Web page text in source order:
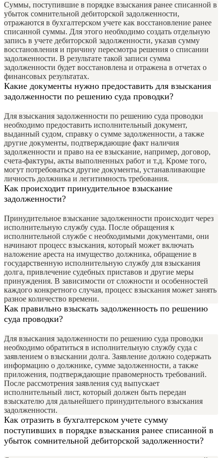
Суммы, поступившие в порядке взыскания ранее списанной в
убыток сомнительной дебиторской задолженности,
отражаются в бухгалтерском учете как восстановление ранее
списанной суммы. Для этого необходимо создать отдельную
запись в учете дебиторской задолженности, указав сумму
восстановления и причину пересмотра решения о списании
задолженности. В результате такой записи сумма
задолженности будет восстановлена и отражена в отчетах о
финансовых результатах.
Какие документы нужно предоставить для взыскания
задолженности по решению суда проводки?
Для взыскания задолженности по решению суда проводки
необходимо предоставить исполнительный документ,
выданный судом, справку о сумме задолженности, а также
другие документы, подтверждающие факт наличия
задолженности и право на ее взыскание, например, договор,
счета-фактуры, акты выполненных работ и т.д. Кроме того,
могут потребоваться другие документы, устанавливающие
личность должника и легитимность требования.
Как происходит принудительное взыскание
задолженности?
Принудительное взыскание задолженности происходит через
исполнительную службу суда. После обращения к
исполнительной службе с необходимыми документами, они
начинают процесс взыскания, который может включать
наложение ареста на имущество должника, обращение в
государственную исполнительную службу для взыскания
долга, привлечение судебных приставов и другие меры
принуждения. В зависимости от сложности и особенностей
каждого конкретного случая, процесс взыскания может занять
разное количество времени.
Как правильно взыскать задолженность по решению
суда проводки?
Для взыскания задолженности по решению суда проводки
необходимо обратиться в исполнительную службу суда с
заявлением о взыскании долга. Заявление должно содержать
информацию о должнике, сумме задолженности, а также
приложения, подтверждающие правомерность требований.
После рассмотрения заявления суд выпускает
исполнительный лист, который должен быть передан
взыскателю для дальнейшего принудительного взыскания
задолженности.
Как отразить в бухгалтерском учете сумму
поступивших в порядке взыскания ранее списанной в
убыток сомнительной дебиторской задолженности?